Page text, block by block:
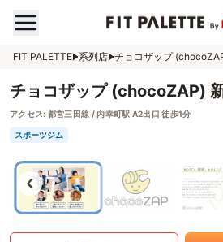
FIT PALETTE 系列店 チョコザップ
チョコザップ (chocoZAP)
アクセス: 都営三田線 / 内幸町駅 A2出口 徒歩1分
スポーツジム